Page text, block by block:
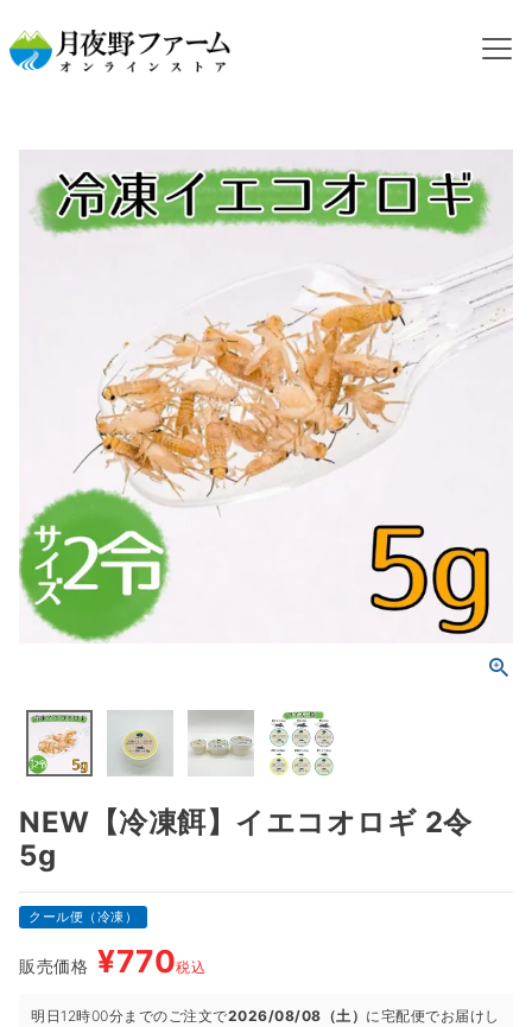
NEW【冷凍餌】イエコオロギ 2令 5g
NEW【冷凍餌】イエコオロギ 2令
5g
クール便（冷凍）
販売価格 ¥770税込
明日 12時00分までのご注文で2026/08/08（土） に宅配便でお届けし